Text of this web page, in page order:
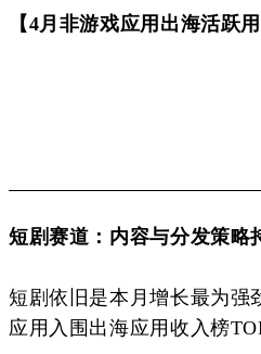
【4月非游戏应用出海活跃用
短剧赛道：内容与分发策略
短剧依旧是本月增长最为强
应用入围出海应用收入榜